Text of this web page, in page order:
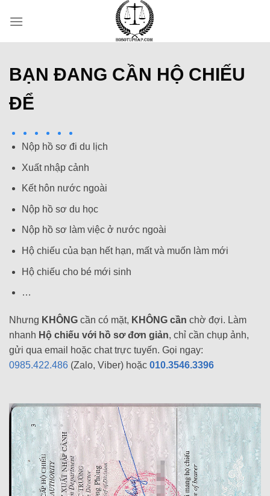
BẠN ĐANG CẦN HỘ CHIẾU
ĐỂ
Nộp hồ sơ đi du lịch
Xuất nhập cảnh
Kết hôn nước ngoài
Nộp hồ sơ du học
Nộp hồ sơ làm việc ở nước ngoài
Hộ chiếu của bạn hết hạn, mất và muốn làm mới
Hộ chiếu cho bé mới sinh
…
Nhưng KHÔNG cần có mặt, KHÔNG cần chờ đợi. Làm
nhanh Hộ chiếu với hồ sơ đơn giản, chỉ cần chụp ảnh,
gửi qua email hoặc chat trực tuyến. Gọi ngay:
0985.422.486 (Zalo, Viber) hoặc 010.3546.3396